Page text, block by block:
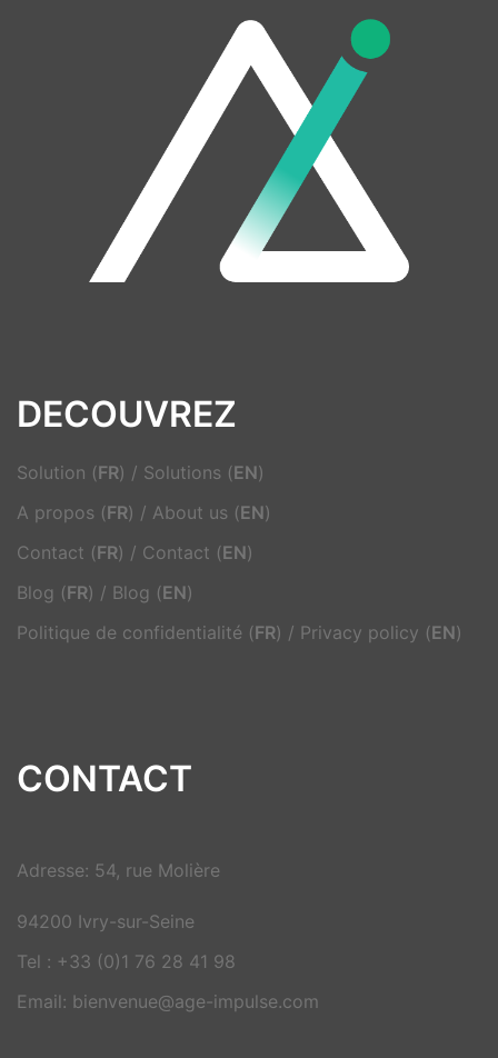
DECOUVREZ
Solution (FR) / Solutions (EN)
A propos (FR) / About us (EN)
Contact (FR) / Contact (EN)
Blog (FR) / Blog (EN)
Politique de confidentialité (FR) / Privacy policy (EN)
CONTACT
Adresse: 54, rue Molière
94200 Ivry-sur-Seine
Tel : +33 (0)1 76 28 41 98
Email: bienvenue@age-impulse.com